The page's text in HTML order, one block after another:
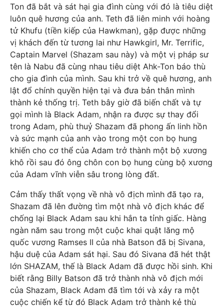
Ton đã bắt và sát hại gia đình cùng với đó là tiêu diệt
luôn quê hương của anh. Teth đã liên minh với hoàng
tử Khufu (tiền kiếp của Hawkman), gặp được những
vị khách đến từ tương lai như Hawkgirl, Mr. Terrific,
Captain Marvel (Shazam sau này) và một vị pháp sư
tên là Nabu đã cùng nhau tiêu diệt Ahk-Ton báo thù
cho gia đình của mình. Sau khi trở về quê hương, anh
lật đổ chính quyền hiện tại và đưa bản thân mình
thành kẻ thống trị. Teth bây giờ đã biến chất và tự
gọi mình là Black Adam, nhận ra được sự thay đổi
trong Adam, phù thuỷ Shazam đã phong ấn linh hồn
và sức mạnh của anh vào trong một con bọ hung
khiến cho cơ thể của Adam trở thành một bộ xương
khô rồi sau đó ông chôn con bọ hung cùng bộ xương
của Adam vĩnh viễn sâu trong lòng đất.
Cảm thấy thất vọng về nhà vô địch mình đã tạo ra,
Shazam đã lên đường tìm một nhà vô địch khác để
chống lại Black Adam sau khi hắn ta tỉnh giấc. Hàng
ngàn năm sau trong một cuộc khai quật lăng mộ
quốc vương Ramses II của nhà Batson đã bị Sivana,
hậu duệ của Adam sát hại. Sau đó Sivana đã hét thật
lớn SHAZAM, thế là Black Adam đã được hồi sinh. Khi
biết rằng Billy Batson đã trở thành nhà vô địch mới
của Shazam, Black Adam đã tìm tới và xảy ra một
cuộc chiến kể từ đó Black Adam trở thành kẻ thù